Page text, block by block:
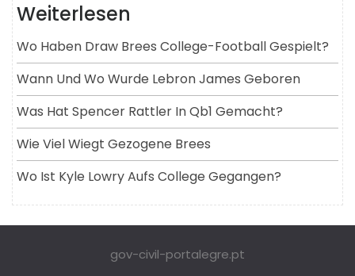
Weiterlesen
Wo Haben Draw Brees College-Football Gespielt?
Wann Und Wo Wurde Lebron James Geboren
Was Hat Spencer Rattler In Qb1 Gemacht?
Wie Viel Wiegt Gezogene Brees
Wo Ist Kyle Lowry Aufs College Gegangen?
gov-civil-portalegre.pt